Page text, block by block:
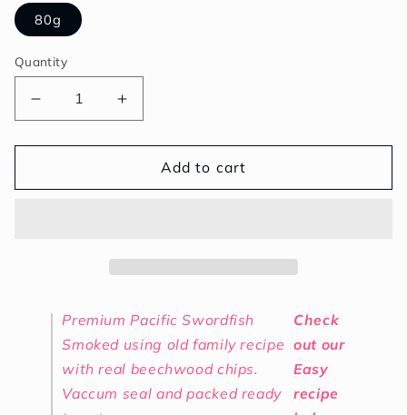
80g
Quantity
Decrease
quantity
for
Cold
ควัน
Increase
quantity
for
Premium
Cold
ปลา
รม
ควัน
Add to cart
Premium Pacific Swordfish
Smoked using old family recipe
with real beechwood chips.
Vaccum seal and packed ready
Check
out our
Easy
recipe